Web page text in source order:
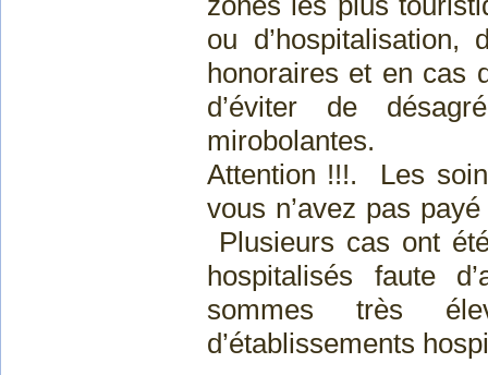
ou d’hospitalisation,
honoraires et en cas
d’éviter de
mirobolantes.
Attention !!!. Les
vous n’avez pas
Plusieurs cas ont
hospitalisés faute
sommes très
d’établissements